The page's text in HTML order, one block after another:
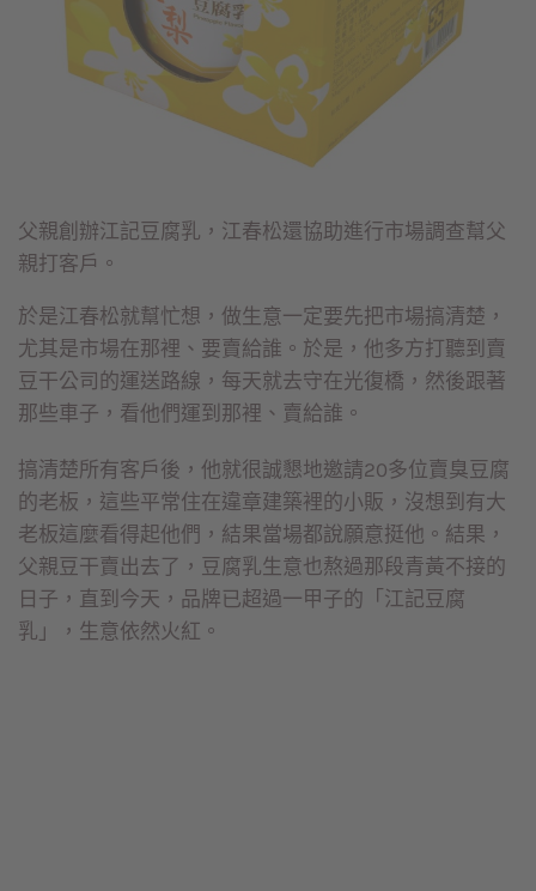
父親創辦江記豆腐乳，江春松還協助進行市場調查幫父
親打客戶。
於是江春松就幫忙想，做生意一定要先把市場搞清楚，
尤其是市場在那裡、要賣給誰。於是，他多方打聽到賣
豆干公司的運送路線，每天就去守在光復橋，然後跟著
那些車子，看他們運到那裡、賣給誰。
搞清楚所有客戶後，他就很誠懇地邀請20多位賣臭豆腐
的老板，這些平常住在違章建築裡的小販，沒想到有大
老板這麼看得起他們，結果當場都說願意挺他。結果，
父親豆干賣出去了，豆腐乳生意也熬過那段青黃不接的
日子，直到今天，品牌已超過一甲子的「江記豆腐
乳」，生意依然火紅。